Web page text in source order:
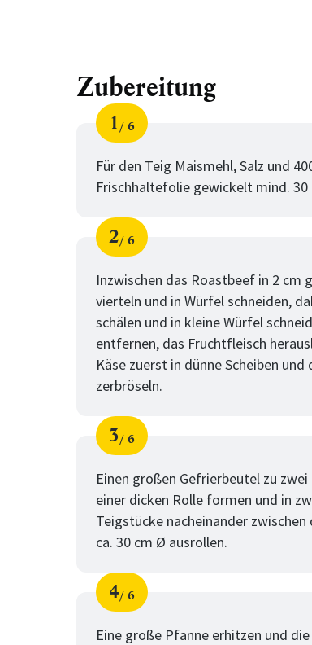
Zubereitung
Schritt
1
von
6
Für den Teig Maismehl, Salz und
Frischhaltefolie gewickelt mind. 30
Schritt
2
von
6
Inzwischen das Roastbeef in 2 cm
vierteln und in Würfel schneiden,
schälen und in kleine Würfel
entfernen, das Fruchtfleisch
Käse zuerst in dünne Scheiben
zerbröseln.
Schritt
3
von
6
Einen großen Gefrierbeutel zu
einer dicken Rolle formen und in
Teigstücke nacheinander
ca. 30 cm Ø ausrollen.
Schritt
4
von
6
Eine große Pfanne erhitzen und